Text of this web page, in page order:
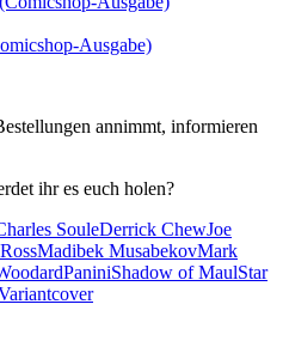
Ausgabe)
annimmt, informieren
ihr es euch holen?
SouleDerrick ChewJoe
Madibek MusabekovMark
PaniniShadow of MaulStar